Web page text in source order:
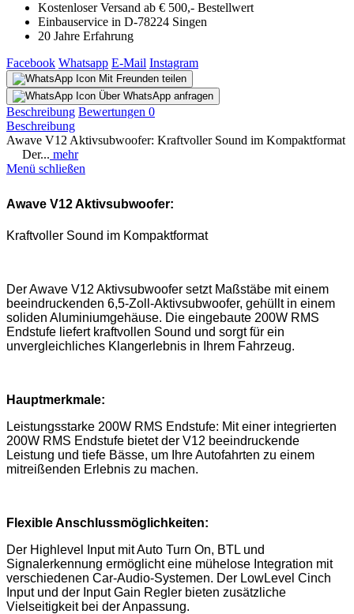
Kostenloser Versand ab € 500,- Bestellwert
Einbauservice in D-78224 Singen
20 Jahre Erfahrung
Facebook Whatsapp E-Mail Instagram
Mit Freunden teilen
Über WhatsApp anfragen
Beschreibung Bewertungen 0
Beschreibung
Awave V12 Aktivsubwoofer: Kraftvoller Sound im Kompaktformat
Der... mehr
Menü schließen
Awave V12 Aktivsubwoofer:
Kraftvoller Sound im Kompaktformat
Der Awave V12 Aktivsubwoofer setzt Maßstäbe mit einem
beeindruckenden 6,5-Zoll-Aktivsubwoofer, gehüllt in einem
soliden Aluminiumgehäuse. Die eingebaute 200W RMS
Endstufe liefert kraftvollen Sound und sorgt für ein
unvergleichliches Klangerlebnis in Ihrem Fahrzeug.
Hauptmerkmale:
Leistungsstarke 200W RMS Endstufe: Mit einer integrierten
200W RMS Endstufe bietet der V12 beeindruckende
Leistung und tiefe Bässe, um Ihre Autofahrten zu einem
mitreißenden Erlebnis zu machen.
Flexible Anschlussmöglichkeiten:
Der Highlevel Input mit Auto Turn On, BTL und
Signalerkennung ermöglicht eine mühelose Integration mit
verschiedenen Car-Audio-Systemen. Der LowLevel Cinch
Input und der Input Gain Regler bieten zusätzliche
Vielseitigkeit bei der Anpassung.